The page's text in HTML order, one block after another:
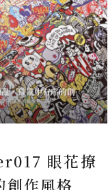
眼花撩
創作風格